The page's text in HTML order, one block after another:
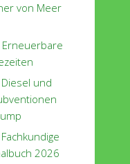
von Meer
und
2026